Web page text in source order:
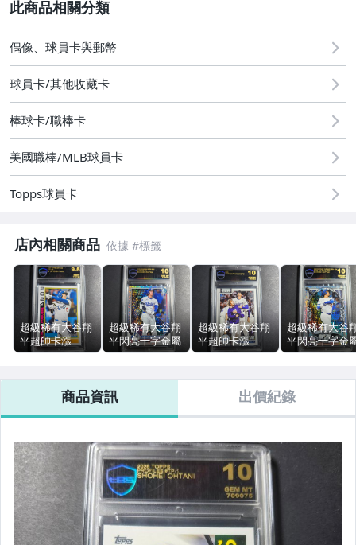
偶像、球員卡與郵幣
偶像、球員卡與郵幣
球員卡/其他收藏卡
棒球卡/職棒卡
美國職棒/MLB球員卡
Topps球員卡
店內相關商品
超級稀有大谷翔
平超帥卡漲
(2025TOPPS)頂
tBS9.5級鑑定卡
品號3290
超級稀有大谷翔
平閃亮十字金屬
超帥卡漲
CHROME)頂級
黑金雷射標
tBS10級鑑定卡
品號3145
超級稀有大谷翔
平超帥卡漲
(2026TOPPS)頂
tBS10級鑑定卡
品號3130
超級稀有大谷
平閃亮十字金
超帥卡漲
CHROME)頂級
黑金雷射標
tBS10級鑑定卡
品號3143
商品資訊 出價紀錄